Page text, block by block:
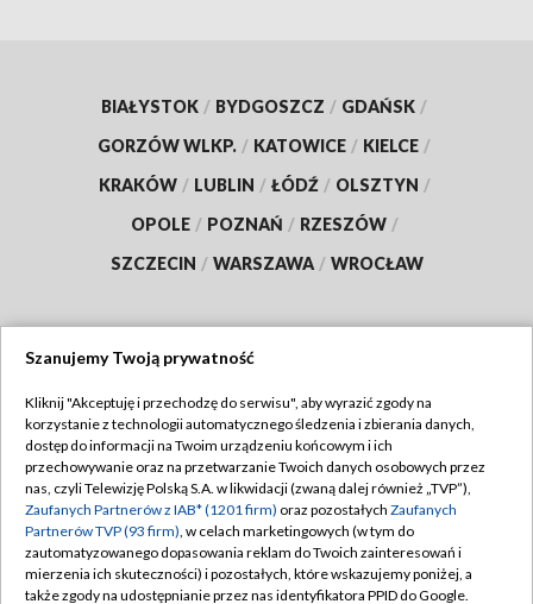
BIAŁYSTOK / BYDGOSZCZ / GDAŃSK /
GORZÓW WLKP. / KATOWICE / KIELCE /
KRAKÓW / LUBLIN / ŁÓDŹ / OLSZTYN /
OPOLE / POZNAŃ / RZESZÓW /
SZCZECIN / WARSZAWA / WROCŁAW
TVP
Abonament TVP
Emisja w TVP
Centrum informacji TVP
Naziemna Telewizja Cyfrowa
Regulamin TVP
Polityka prywatności
Moje zgody
Pomoc
Szanujemy Twoją prywatność
Kliknij "Akceptuję i przechodzę do serwisu", aby wyrazić zgody na
korzystanie z technologii automatycznego śledzenia i zbierania danych,
dostęp do informacji na Twoim urządzeniu końcowym i ich
przechowywanie oraz na przetwarzanie Twoich danych osobowych przez
nas, czyli Telewizję Polską S.A. w likwidacji (zwaną dalej również „TVP”),
Zaufanych Partnerów z IAB* (1201 firm) oraz pozostałych Zaufanych
Partnerów TVP (93 firm), w celach marketingowych (w tym do
zautomatyzowanego dopasowania reklam do Twoich zainteresowań i
mierzenia ich skuteczności) i pozostałych, które wskazujemy poniżej, a
także zgody na udostępnianie przez nas identyfikatora PPID do Google.